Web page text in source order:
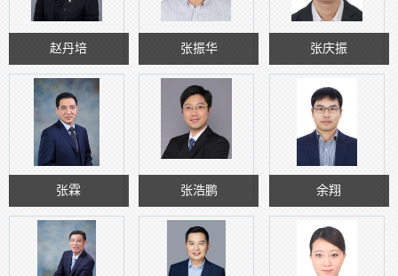
赵丹培 张振华 张庆振
张霖 张浩鹏 余翔